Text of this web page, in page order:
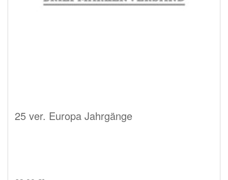
25 ver. Europa Jahrgänge